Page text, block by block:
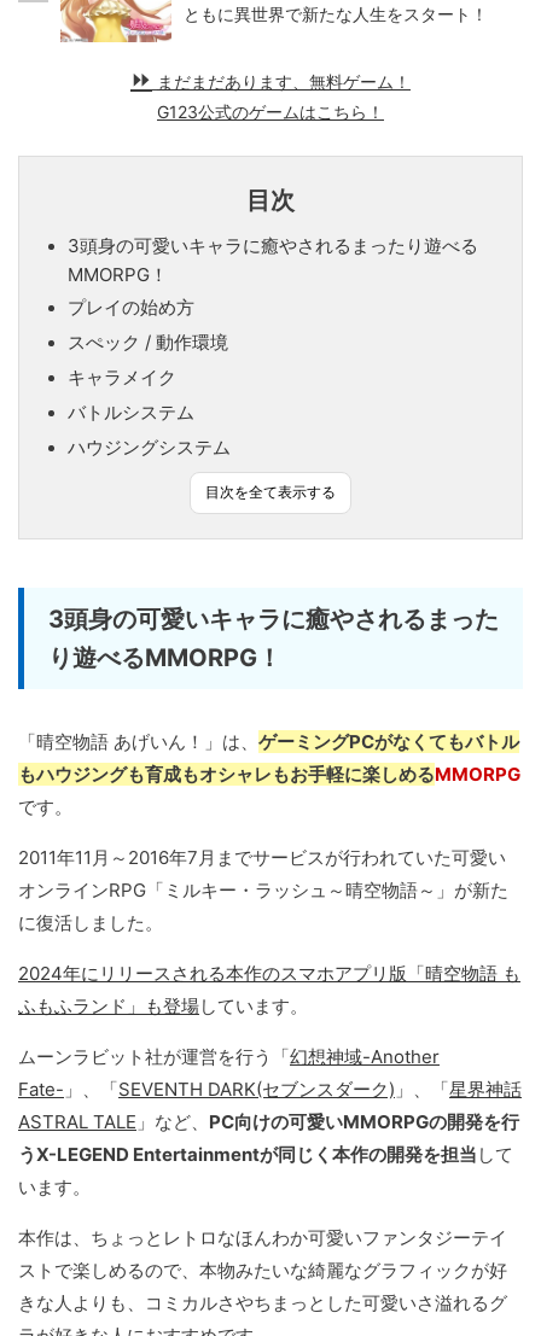
ともに異世界で新たな人生をスタート！
まだまだあります、無料ゲーム！
G123公式のゲームはこちら！
目次
3頭身の可愛いキャラに癒やされるまったり遊べる
MMORPG！
プレイの始め方
スぺック / 動作環境
キャラメイク
バトルシステム
ハウジングシステム
目次を全て表示する
3頭身の可愛いキャラに癒やされるまった
り遊べるMMORPG！
「晴空物語 あげいん！」は、 ゲーミングPCがなくてもバトル
もハウジングも育成もオシャレもお手軽に楽しめるMMORPG
です。
2011年11月～2016年7月までサービスが行われていた可愛い
オンラインRPG「ミルキー・ラッシュ～晴空物語～」が新た
に復活しました。
2024年にリリースされる本作のスマホアプリ版「晴空物語 も
ふもふランド」も登場しています。
ムーンラビット社が運営を行う「幻想神域-Another
Fate- 」、「SEVENTH DARK(セブンスダーク) 」、「星界神話
ASTRAL TALE 」など、 PC向けの可愛いMMORPGの開発を行
うX-LEGEND Entertainmentが同じく本作の開発を担当 して
います。
本作は、ちょっとレトロなほんわか可愛いファンタジーテイ
ストで楽しめるので、本物みたいな綺麗なグラフィックが好
きな人よりも、コミカルさやちまっとした可愛いさ溢れるグ